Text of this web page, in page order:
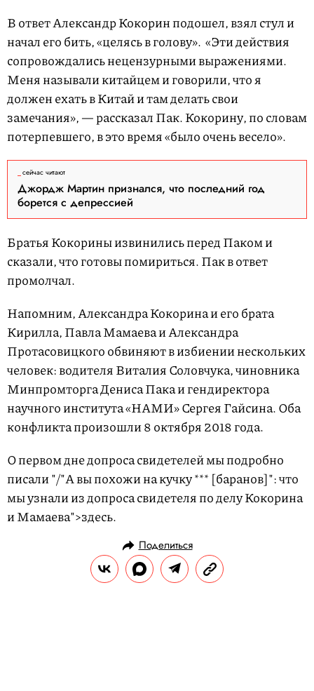
В ответ Александр Кокорин подошел, взял стул и
начал его бить, «целясь в голову». «Эти действия
сопровождались нецензурными выражениями.
Меня называли китайцем и говорили, что я
должен ехать в Китай и там делать свои
замечания», — рассказал Пак. Кокорину, по словам
потерпевшего, в это время «было очень весело».
сейчас читают
Джордж Мартин признался, что последний год
борется с депрессией
Братья Кокорины извинились перед Паком и
сказали, что готовы помириться. Пак в ответ
промолчал.
Напомним, Александра Кокорина и его брата
Кирилла, Павла Мамаева и Александра
Протасовицкого обвиняют в избиении нескольких
человек: водителя Виталия Соловчука, чиновника
Минпромторга Дениса Пака и гендиректора
научного института «НАМИ» Сергея Гайсина. Оба
конфликта произошли 8 октября 2018 года.
О первом дне допроса свидетелей мы подробно
писали"/"А вы похожи на кучку *** [баранов]": что
мы узнали из допроса свидетеля по делу Кокорина
и Мамаева">здесь.
Поделиться